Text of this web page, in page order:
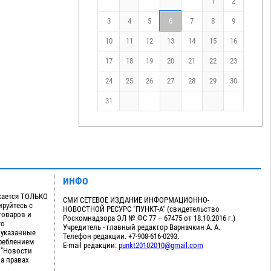
3 4 5 6 7 8 9
10 11 12 13 14 15 16
17 18 19 20 21 22 23
24 25 26 27 28 29 30
31
ТОЛЬКО
с
и
правах
ИНФО
СМИ СЕТЕВОЕ ИЗДАНИЕ ИНФОРМАЦИОННО-
НОВОСТНОЙ РЕСУРС "ПУНКТ-А" (свидетельство
Роскомнадзора ЭЛ № ФС 77 – 67475 от 18.10.2016 г.)
Учредитель - главный редактор Варначкин А. А.
Телефон редакции. +7-908-616-0293.
E-mail редакции: punkt20102010@gmail.com